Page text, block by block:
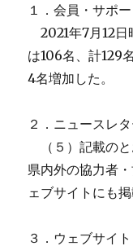
１．会員・サポ
2021年7月12日
は106名、計129
4名増加した。
２．ニュースレ
（５）記載のと
県内外の協力者
ェブサイトにも掲
３．ウェブサイ